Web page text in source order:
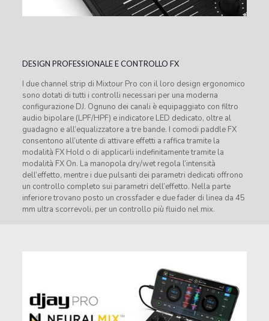
DESIGN PROFESSIONALE E CONTROLLO FX
I due channel strip di Mixtour Pro con il loro design ergonomico
sono dotati di tutti i controlli necessari per una moderna
configurazione DJ. Ognuno dei canali è equipaggiato con filtro
audio bipolare (LPF/HPF) e indicatore LED dedicato, oltre al
guadagno e all’equalizzatore a tre bande. I comodi paddle FX
consentono all’utente di attivare effetti a raffica tramite la
modalità FX Hold o di applicarli indefinitamente tramite la
modalità FX On. La manopola dry/wet regola l’intensità
dell’effetto, mentre i due pulsanti dei parametri dedicati offrono
un controllo completo sui parametri dell’effetto. Nella parte
inferiore trovano posto un crossfader e due fader di linea da 45
mm ultra scorrevoli, per un controllo più fluido nel mix.